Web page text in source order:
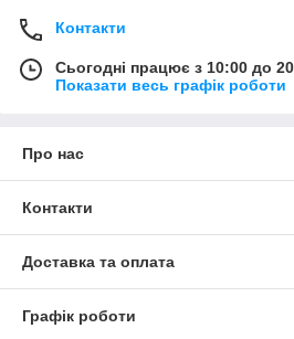
Контакти
Сьогодні працює з 10:00 до
Показати весь графік роботи
Про нас
Контакти
Доставка та оплата
Графік роботи